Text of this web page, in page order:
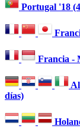
Portugal '18
Francia -
días)